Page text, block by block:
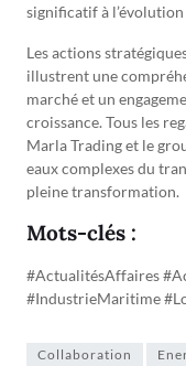
significatif à l’évolution
Les actions
illustrent une
marché et un
croissance. Tous les
Marla Trading et le
eaux complexes du
pleine transformation.
Mots-clés :
#ActualitésAffaires
#IndustrieMaritime
Collaboration